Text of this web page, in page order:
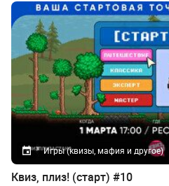
Игры (квизы, мафия и другое)
Квиз, плиз! (старт) #10